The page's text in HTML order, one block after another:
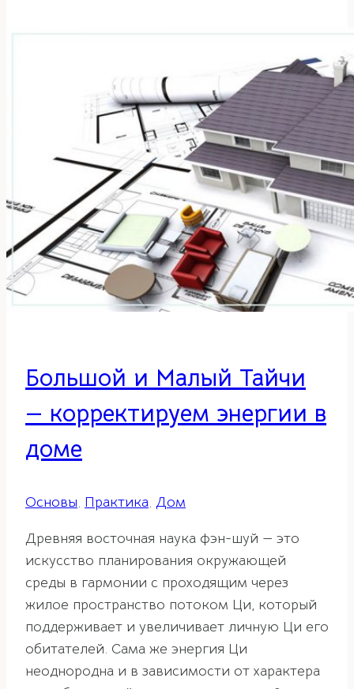
помощью
фэн-
шуй
Большой и Малый Тайчи
— корректируем энергии в
доме
Основы, Практика, Дом
Древняя восточная наука фэн-шуй — это
искусство планирования окружающей
среды в гармонии с проходящим через
жилое пространство потоком Ци, который
поддерживает и увеличивает личную Ци его
обитателей. Сама же энергия Ци
неоднородна и в зависимости от характера